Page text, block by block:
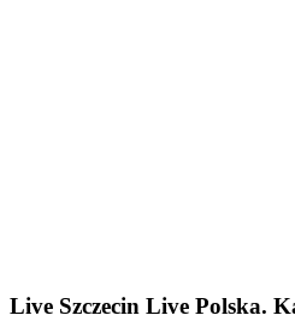
Live Szczecin Live Polska.